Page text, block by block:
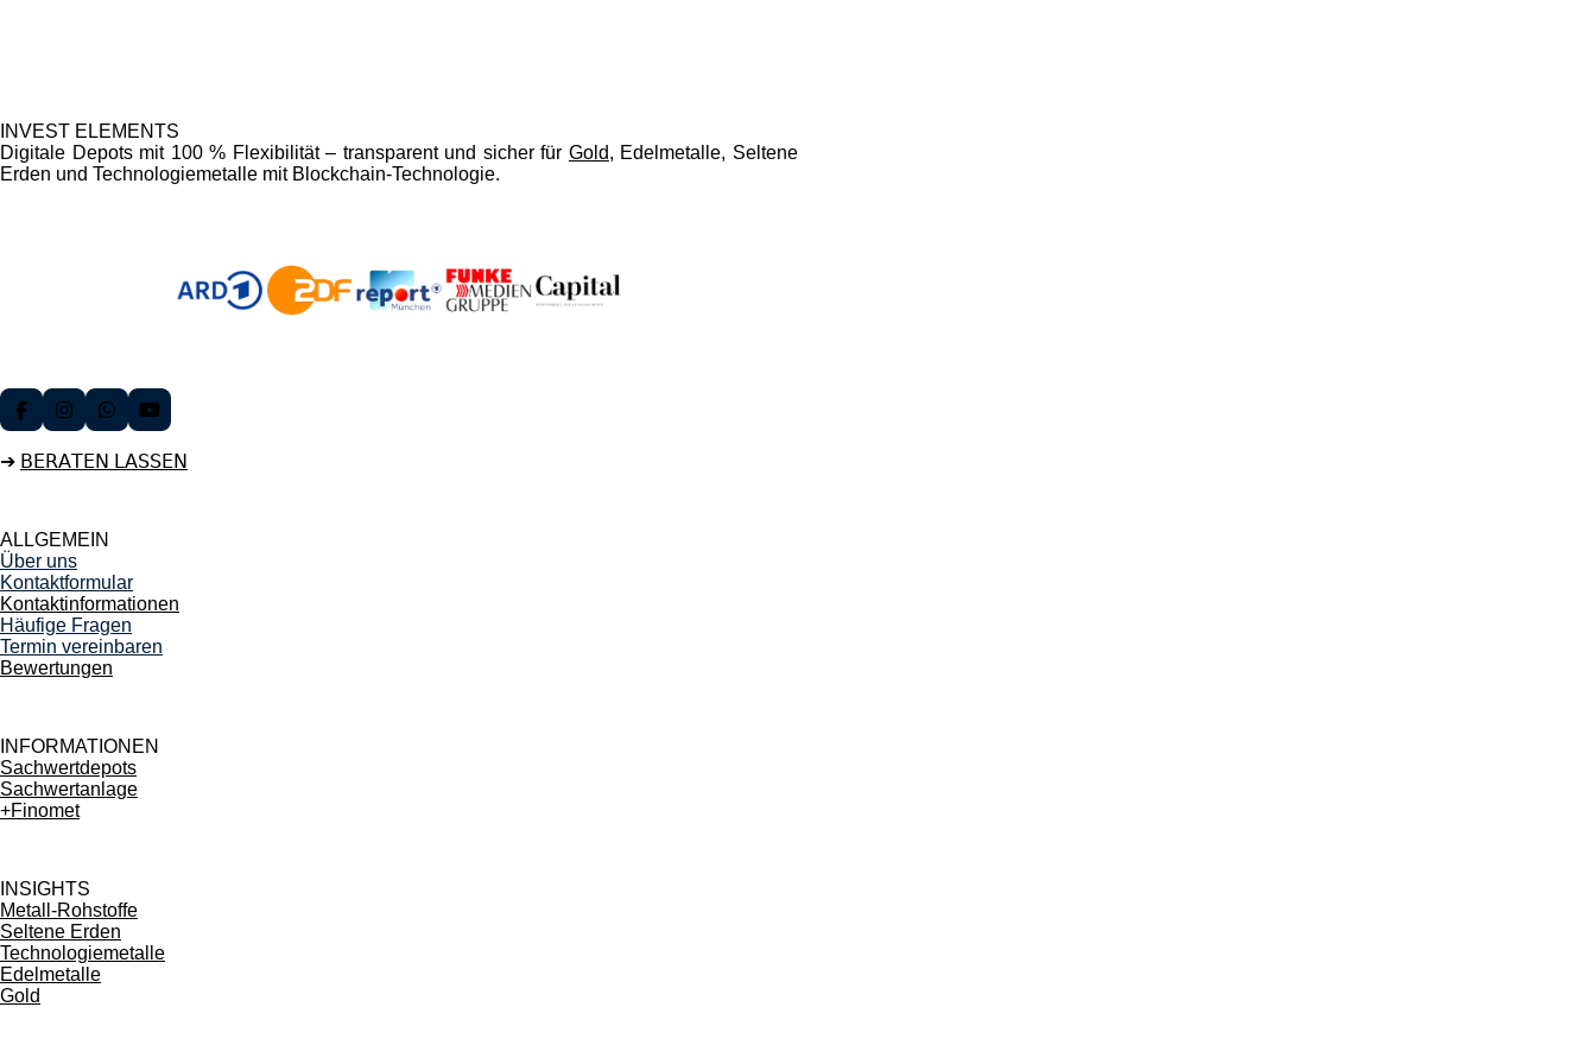
INVEST ELEMENTS
Digitale Depots mit 100 % Flexibilität – transparent und sicher für Gold, Edelmetalle, Seltene
Erden und Technologiemetalle mit Blockchain-Technologie.
F
a
c
e
o
k
I
n
s
t
r
a
m
W
h
a
t
p
p
Y
o
u
T
➔ 𝖡𝖤𝖱𝖠𝖳𝖤𝖭 𝖫𝖠𝖲𝖲𝖤𝖭
ALLGEMEIN
Über uns
Kontaktformular
Kontaktinformationen
Häufige Fragen
Termin vereinbaren
Bewertungen
INFORMATIONEN
Sachwertdepots
Sachwertanlage
+Finomet
INSIGHTS
Metall-Rohstoffe
Seltene Erden
Technologiemetalle
Edelmetalle
Gold